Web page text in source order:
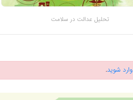
تحلیل عدالت در سلامت
وارد شوید.